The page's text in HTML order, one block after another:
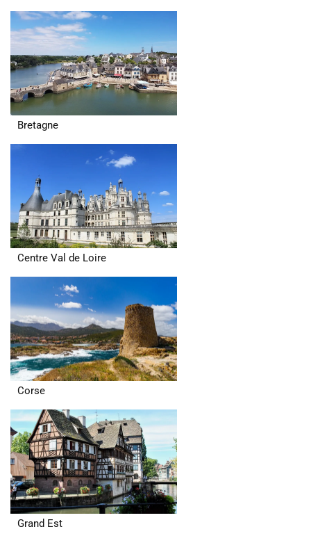
Bretagne
Centre Val de Loire
Corse
Grand Est